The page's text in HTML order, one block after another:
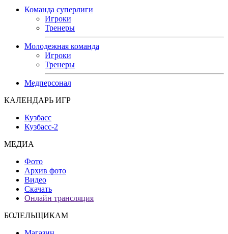
Команда суперлиги
Игроки
Тренеры
Молодежная команда
Игроки
Тренеры
Медперсонал
КАЛЕНДАРЬ ИГР
Кузбасс
Кузбасс-2
МЕДИА
Фото
Архив фото
Видео
Скачать
Онлайн трансляция
БОЛЕЛЬЩИКАМ